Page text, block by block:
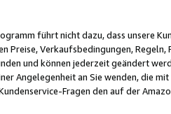
führt nicht dazu, dass unsere
Preise, Verkaufsbedingungen,
und können jederzeit geändert
Angelegenheit an Sie wenden, die
Fragen den auf der